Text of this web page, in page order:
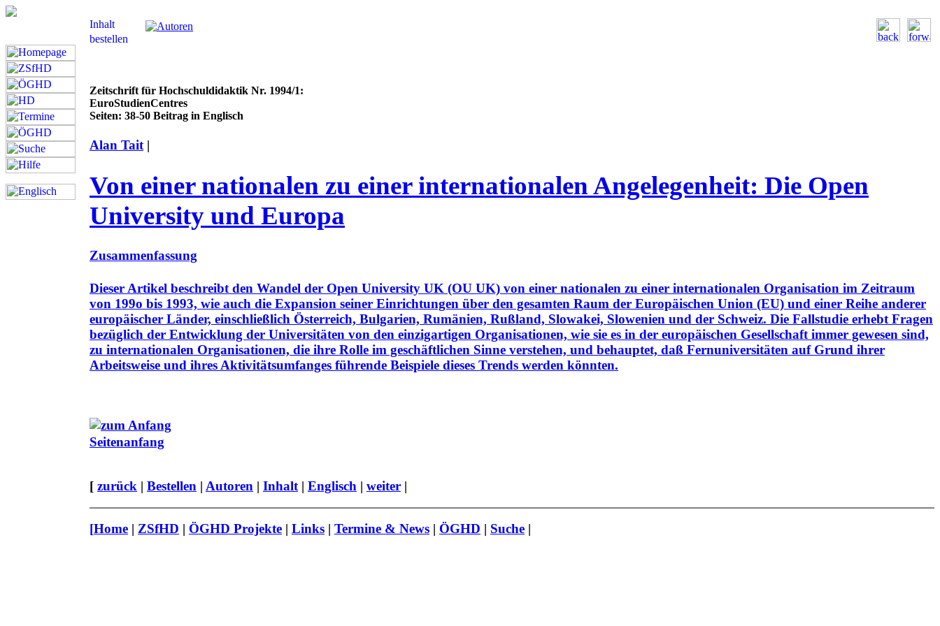
Zeitschrift für Hochschuldidaktik Nr. 1994/1:
EuroStudienCentres
Seiten: 38-50 Beitrag in Englisch
Alan Tait |
Von einer nationalen zu einer internationalen Angelegenheit: Die Open
University und Europa
Zusammenfassung
Dieser Artikel beschreibt den Wandel der Open University UK (OU UK) von einer nationalen zu einer internationalen Organisation im Zeitraum
von 199o bis 1993, wie auch die Expansion seiner Einrichtungen über den gesamten Raum der Europäischen Union (EU) und einer Reihe anderer
europäischer Länder, einschließlich Österreich, Bulgarien, Rumänien, Rußland, Slowakei, Slowenien und der Schweiz. Die Fallstudie erhebt Fragen
bezüglich der Entwicklung der Universitäten von den einzigartigen Organisationen, wie sie es in der europäischen Gesellschaft immer gewesen sind,
zu internationalen Organisationen, die ihre Rolle im geschäftlichen Sinne verstehen, und behauptet, daß Fernuniversitäten auf Grund ihrer
Arbeitsweise und ihres Aktivitätsumfanges führende Beispiele dieses Trends werden könnten.
Seitenanfang
[ zurück | Bestellen | Autoren | Inhalt | Englisch | weiter |
[Home | ZSfHD | ÖGHD Projekte | Links | Termine & News | ÖGHD | Suche |